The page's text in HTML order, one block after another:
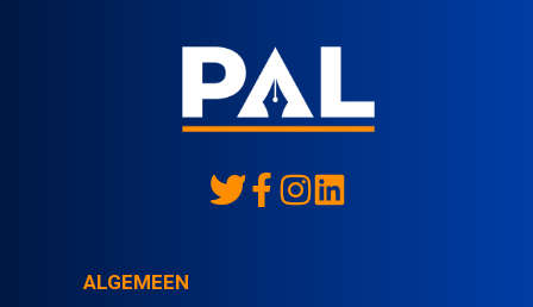
ALGEMEEN